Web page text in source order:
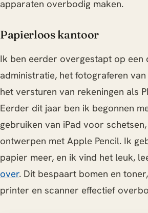
apparaten overbodig maken.
Papierloos kantoor
Ik ben eerder overgestapt op een
administratie, het fotograferen
het versturen van rekeningen als
Eerder dit jaar ben ik begonnen
gebruiken van iPad voor
ontwerpen met Apple Pencil. Ik
papier meer, en ik vind het leuk,
over. Dit bespaart bomen en
printer en scanner effectief